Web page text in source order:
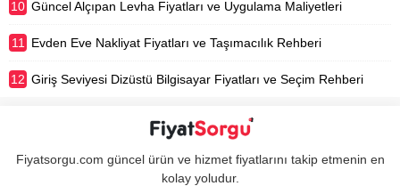
10 Güncel Alçıpan Levha Fiyatları ve Uygulama Maliyetleri
11 Evden Eve Nakliyat Fiyatları ve Taşımacılık Rehberi
12 Giriş Seviyesi Dizüstü Bilgisayar Fiyatları ve Seçim Rehberi
Fiyatsorgu.com güncel ürün ve hizmet fiyatlarını takip etmenin en
kolay yoludur.